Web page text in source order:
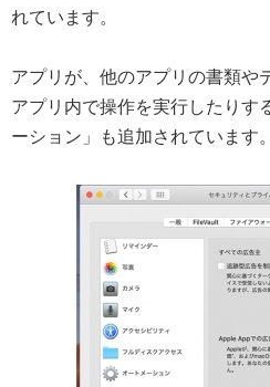
れています。
アプリが、他のアプリの書類や
アプリ内で操作を実行したりす
ーション」も追加されています。